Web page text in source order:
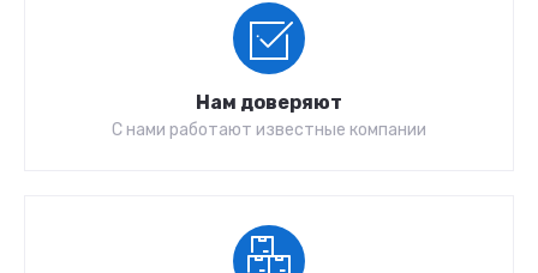
Нам доверяют
С нами работают известные компании